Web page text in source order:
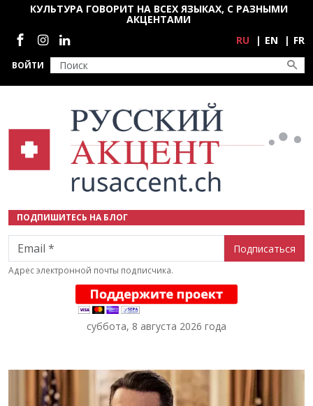
Перейти к основному содержанию
ВОЙТИ
КУЛЬТУРА ГОВОРИТ НА ВСЕХ ЯЗЫКАХ, С РАЗНЫМИ
АКЦЕНТАМИ
Социальные сети
RU EN FR
ПОДПИШИТЕСЬ НА БЛОГ
Email
Адрес электронной почты подписчика.
суббота, 8 августа 2026 года